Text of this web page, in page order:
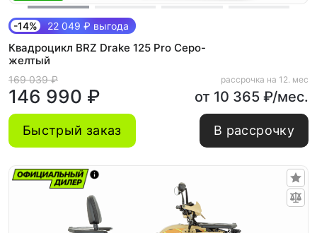
-14% 22 049 ₽ выгода
Квадроцикл BRZ Drake 125 Pro Серо-
желтый
169 039 ₽
146 990 ₽
рассрочка на 12. мес
от 10 365 ₽/мес.
Быстрый заказ В рассрочку